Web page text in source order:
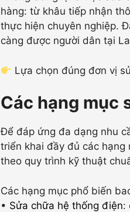
hàng: từ khâu tiếp nhận
thực hiện chuyên nghiệp.
càng được người dân tại
Lựa chọn đúng đơn vị
Các hạng mục
Để đáp ứng đa dạng nhu
triển khai đầy đủ các
theo quy trình kỹ thuật
Các hạng mục phổ biến
• Sửa chữa hệ thống điện: